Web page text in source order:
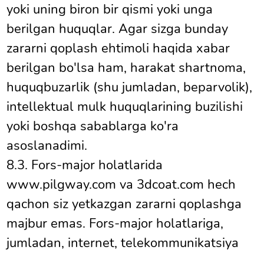
yoki uning biron bir qismi yoki unga
berilgan huquqlar. Agar sizga bunday
zararni qoplash ehtimoli haqida xabar
berilgan bo'lsa ham, harakat shartnoma,
huquqbuzarlik (shu jumladan, beparvolik),
intellektual mulk huquqlarining buzilishi
yoki boshqa sabablarga ko'ra
asoslanadimi.
8.3. Fors-major holatlarida
www.pilgway.com va 3dcoat.com hech
qachon siz yetkazgan zararni qoplashga
majbur emas. Fors-major holatlariga,
jumladan, internet, telekommunikatsiya